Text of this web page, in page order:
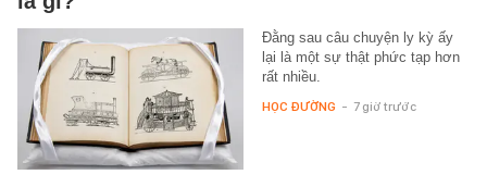
Đằng sau câu chuyện ly kỳ ấy
lại là một sự thật phức tạp hơn
rất nhiều.
HỌC ĐƯỜNG - 7 giờ trước